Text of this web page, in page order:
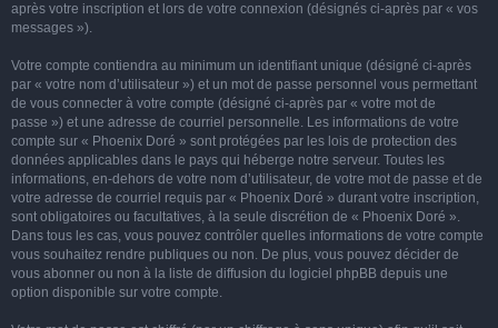
après votre inscription et lors de votre connexion (désignés ci-après par « vos
messages »).
Votre compte contiendra au minimum un identifiant unique (désigné ci-après
par « votre nom d’utilisateur ») et un mot de passe personnel vous permettant
de vous connecter à votre compte (désigné ci-après par « votre mot de
passe ») et une adresse de courriel personnelle. Les informations de votre
compte sur « Phoenix Doré » sont protégées par les lois de protection des
données applicables dans le pays qui héberge notre serveur. Toutes les
informations, en-dehors de votre nom d’utilisateur, de votre mot de passe et de
votre adresse de courriel requis par « Phoenix Doré » durant votre inscription,
sont obligatoires ou facultatives, à la seule discrétion de « Phoenix Doré ».
Dans tous les cas, vous pouvez contrôler quelles informations de votre compte
vous souhaitez rendre publiques ou non. De plus, vous pouvez décider de
vous abonner ou non à la liste de diffusion du logiciel phpBB depuis une
option disponible sur votre compte.